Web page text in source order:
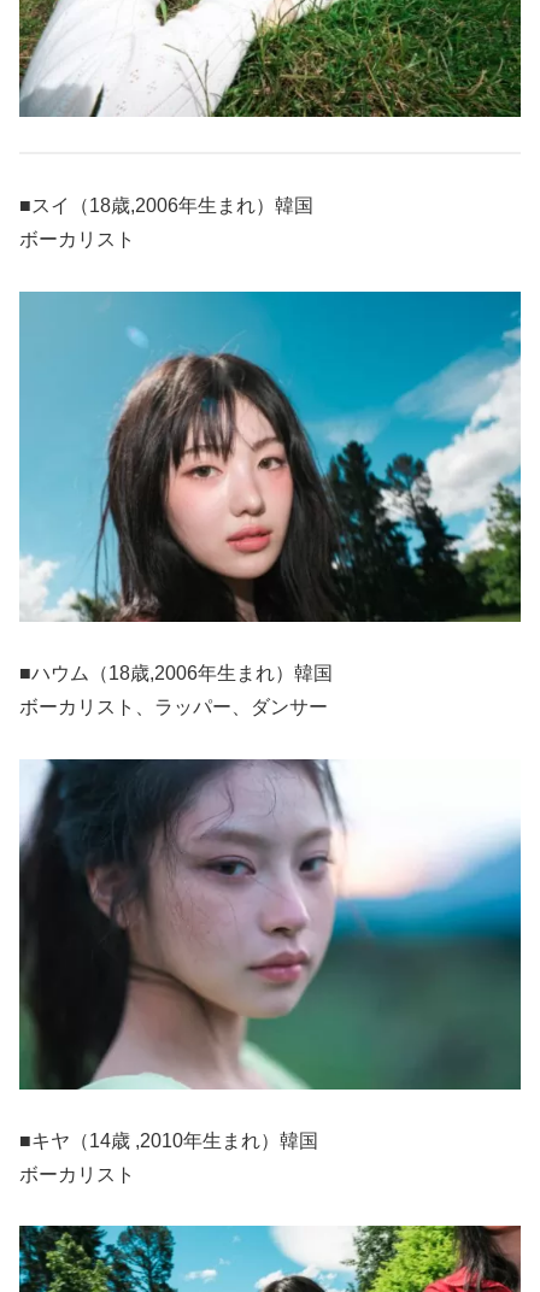
■スイ（18歳,2006年生まれ）韓国
ボーカリスト
■ハウム（18歳,2006年生まれ）韓国
ボーカリスト、ラッパー、ダンサー
■キヤ（14歳 ,2010年生まれ）韓国
ボーカリスト